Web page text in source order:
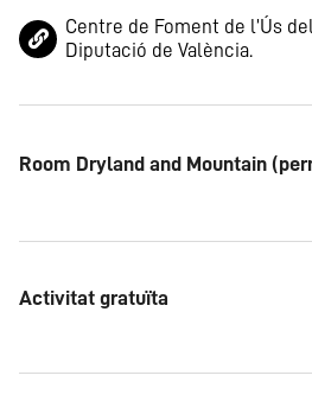
Centre de Foment de l’Ús
Diputació de València.
Room Dryland and Mountain
Activitat gratuïta